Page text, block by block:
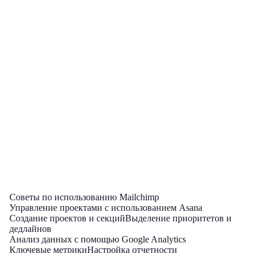
Советы по использованию Mailchimp
Управление проектами с использованием Asana
Создание проектов и секцийВыделение приоритетов и
дедлайнов
Анализ данных с помощью Google Analytics
Ключевые метрикиНастройка отчетности